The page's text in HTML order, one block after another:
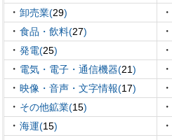
・ 卸売業(29) ・
・ 食品・飲料(27) ・
・ 発電(25) ・
・ 電気・電子・通信機器(21) ・
・ 映像・音声・文字情報(17) ・
・ その他鉱業(15) ・
・ 海運(15) ・